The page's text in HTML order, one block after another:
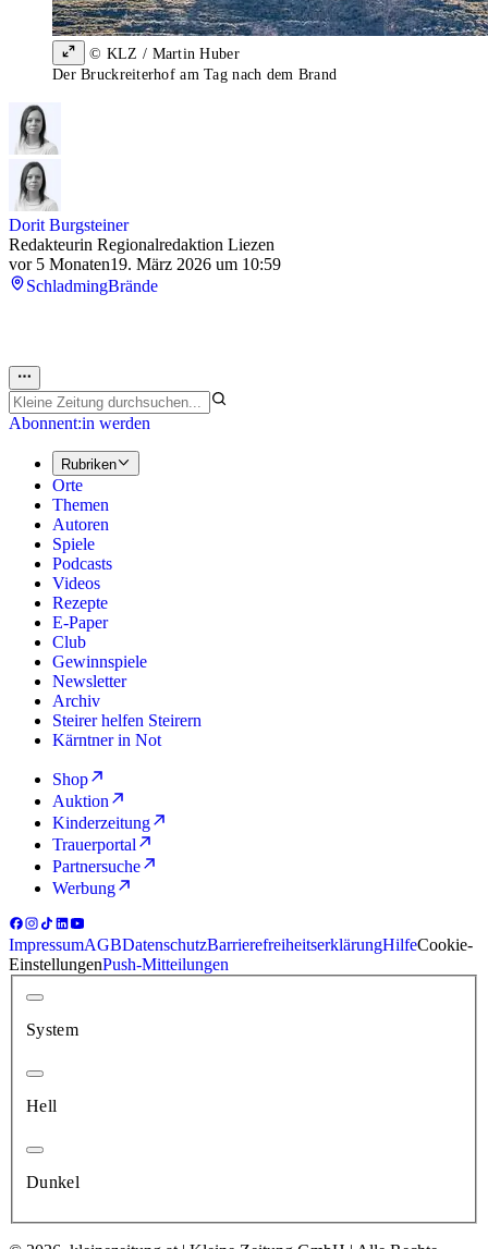
© KLZ / Martin Huber
Der Bruckreiterhof am Tag nach dem Brand
Dorit Burgsteiner
Redakteurin Regionalredaktion Liezen
vor 5 Monaten19. März 2026 um 10:59
SchladmingBrände
Abonnent:in werden
Rubriken
Orte
Themen
Autoren
Spiele
Podcasts
Videos
Rezepte
E-Paper
Club
Gewinnspiele
Newsletter
Archiv
Steirer helfen Steirern
Kärntner in Not
Shop
Auktion
Kinderzeitung
Trauerportal
Partnersuche
Werbung
ImpressumAGBDatenschutzBarrierefreiheitserklärungHilfeCookie-
EinstellungenPush-Mitteilungen
System
Hell
Dunkel